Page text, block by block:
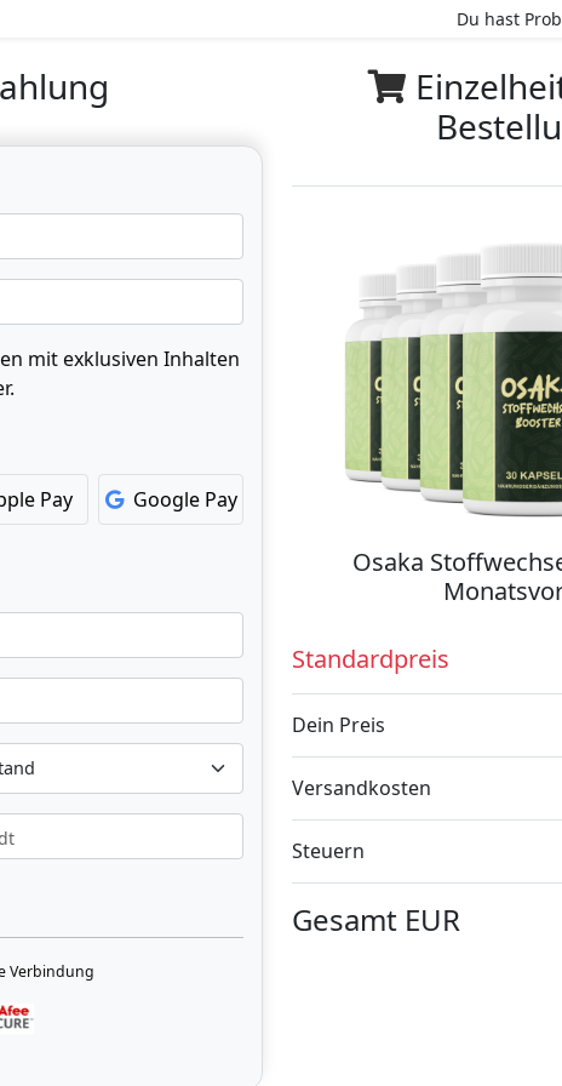
Du hast
Osaka
Standardpreis
Dein Preis
Versandkosten
Steuern
Gesamt EUR
mit exklusiven Inhalten
Pay Google Pay
Verbindung